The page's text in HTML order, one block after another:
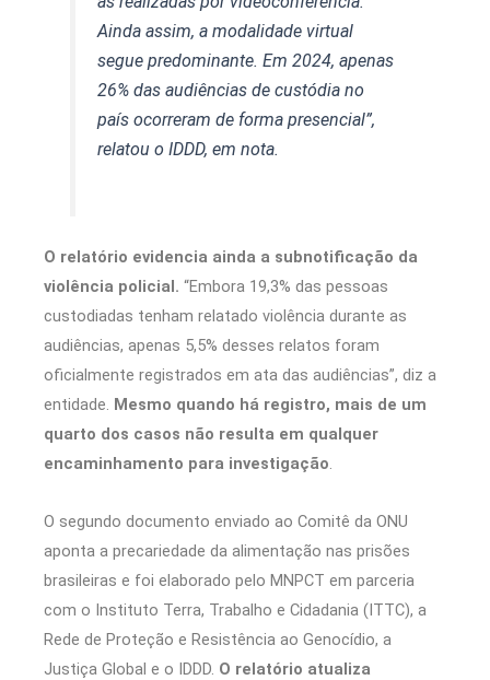
Ainda assim, a modalidade virtual
segue predominante. Em 2024, apenas
26% das audiências de custódia no
país ocorreram de forma presencial”,
relatou o IDDD, em nota.
O relatório evidencia ainda a subnotificação da
violência policial. “Embora 19,3% das pessoas
custodiadas tenham relatado violência durante as
audiências, apenas 5,5% desses relatos foram
oficialmente registrados em ata das audiências”, diz a
entidade. Mesmo quando há registro, mais de um
quarto dos casos não resulta em qualquer
encaminhamento para investigação.
O segundo documento enviado ao Comitê da ONU
aponta a precariedade da alimentação nas prisões
brasileiras e foi elaborado pelo MNPCT em parceria
com o Instituto Terra, Trabalho e Cidadania (ITTC), a
Rede de Proteção e Resistência ao Genocídio, a
Justiça Global e o IDDD. O relatório atualiza